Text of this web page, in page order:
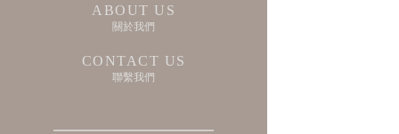
ABOUT US
關於我們
CONTACT US
聯繫我們